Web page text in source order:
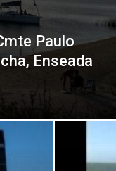
Paulo
Enseada